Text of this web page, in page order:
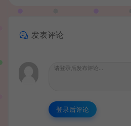
发表评论
登录后评论